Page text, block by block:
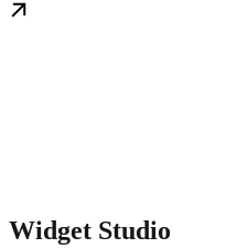
Widget Studio